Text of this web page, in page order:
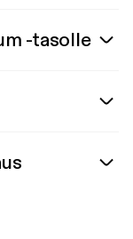
-tasolle